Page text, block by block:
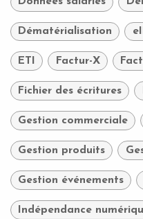
Dématérialisation
ETI Factur-X
Fichier des écritures
Gestion commerciale
Gestion produits
Gestion événements
Indépendance